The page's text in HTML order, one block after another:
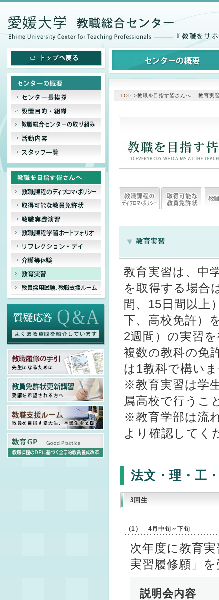
TOP >教職を目指す皆さんへ – 教育実
教育実習
教育実習は、中
を取得する場合
間、15日間以上
下、高校免許）
2週間）の実習
複数の教科の免
は1教科で構い
※教育実習は学
属高校で行うこ
※教育学部は流
より確認してく
法文・理・工
3回生
（1） 4月中旬～下旬
次年度に教育
実習履修願」
説明会内容